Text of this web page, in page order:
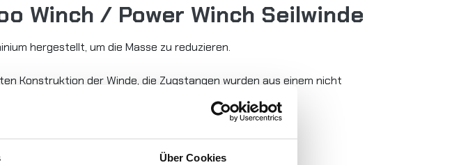
Über Cookies
Winch / Power Winch Seilwinde
hergestellt, um die Masse zu reduzieren.
Konstruktion der Winde, die Zugstangen wurden aus einem nicht